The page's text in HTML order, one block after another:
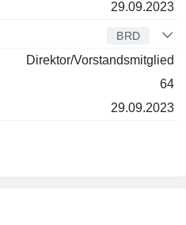
29.09.2023
BRD
Direktor/Vorstandsmitglied
64
29.09.2023